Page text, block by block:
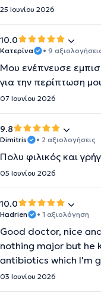
25 Ιουνίου 2026
10.0
Κατερίνα • 9
Μου ενέπνευσε
για την περίπτωση
07 Ιουνίου 2026
9.8
Dimitris • 2 αξιολογήσεις
Πολυ φιλικός και
05 Ιουνίου 2026
10.0
Hadrien • 1 αξιολόγηση
Good doctor, nice
nothing major but he
antibiotics which I'm
03 Ιουνίου 2026